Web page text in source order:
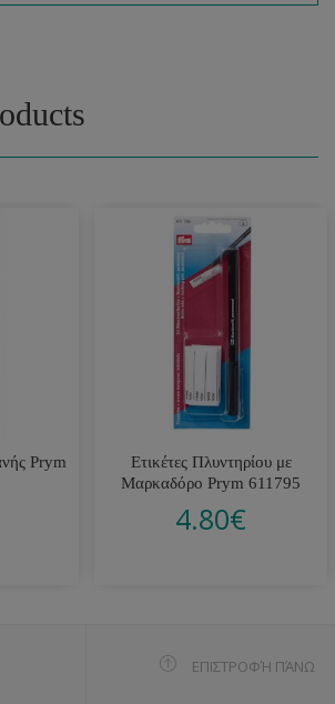
Prym
Ετικέτες Πλυντηρίου με
Μαρκαδόρο Prym 611795
4.80€
ΕΠΙΣΤΡΟΦΉ ΠΆΝΩ